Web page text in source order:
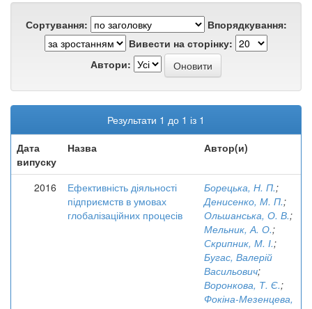
Сортування:
Впорядкування:
Вивести на сторінку:
Автори:
Результати 1 до 1 із 1
Дата
випуску
Назва Автор(и)
2016
Ефективність діяльності
підприємств в умовах
глобалізаційних процесів
Борецька, Н. П.;
Денисенко, М. П.;
Ольшанська, О. В.;
Мельник, А. О.;
Скрипник, М. І.;
Бугас, Валерій
Васильович;
Воронкова, Т. Є.;
Фокіна-Мезенцева,